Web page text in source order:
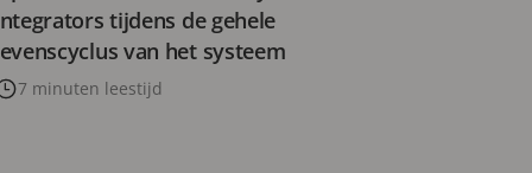
tijdens de gehele
van het systeem
7 minuten leestijd